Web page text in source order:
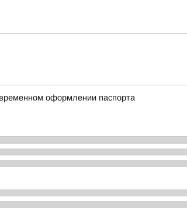
оформлении паспорта